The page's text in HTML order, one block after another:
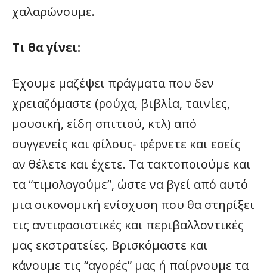
χαλαρώνουμε.
Τι θα γίνει:
Έχουμε μαζέψει πράγματα που δεν
χρειαζόμαστε (ρούχα, βιβλία, ταινίες,
μουσική, είδη σπιτιού, κτλ) από
συγγενείς και φίλους- φέρνετε και εσείς
αν θέλετε και έχετε. Τα τακτοποιούμε και
τα “τιμολογούμε”, ώστε να βγεί από αυτό
μια οικονομική ενίσχυση που θα στηρίξει
τις αντιφασιστικές και περιβαλλοντικές
μας εκστρατείες. Βρισκόμαστε και
κάνουμε τις “αγορές” μας ή παίρνουμε τα